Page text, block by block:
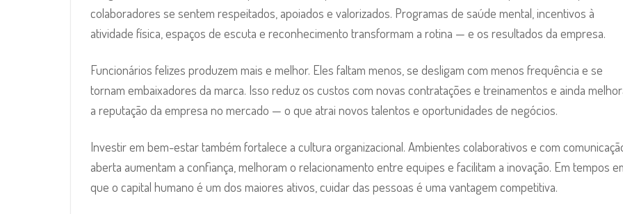
colaboradores se sentem respeitados, apoiados e valorizados. Programas de saúde mental, incentivos à
atividade física, espaços de escuta e reconhecimento transformam a rotina — e os resultados da empresa.
Funcionários felizes produzem mais e melhor. Eles faltam menos, se desligam com menos frequência e se
tornam embaixadores da marca. Isso reduz os custos com novas contratações e treinamentos e ainda
a reputação da empresa no mercado — o que atrai novos talentos e oportunidades de negócios.
Investir em bem-estar também fortalece a cultura organizacional. Ambientes colaborativos e com
aberta aumentam a confiança, melhoram o relacionamento entre equipes e facilitam a inovação. Em tempos
que o capital humano é um dos maiores ativos, cuidar das pessoas é uma vantagem competitiva.